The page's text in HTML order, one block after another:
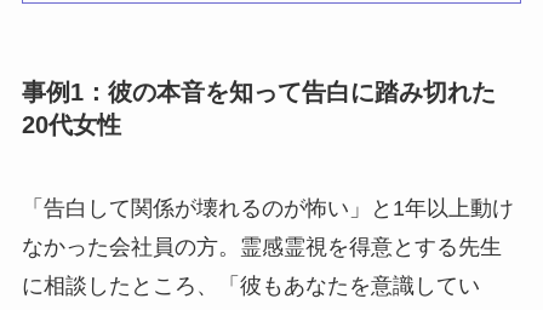
事例1：彼の本音を知って告白に踏み切れた
20代女性
「告白して関係が壊れるのが怖い」と1年以上動け
なかった会社員の方。霊感霊視を得意とする先生
に相談したところ、「彼もあなたを意識してい